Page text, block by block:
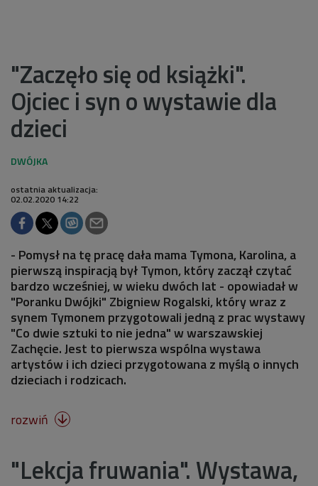
"Zaczęło się od książki".
Ojciec i syn o wystawie dla
dzieci
ostatnia aktualizacja:
02.02.2020 14:22
- Pomysł na tę pracę dała mama Tymona, Karolina, a
pierwszą inspiracją był Tymon, który zaczął czytać
bardzo wcześniej, w wieku dwóch lat - opowiadał w
"Poranku Dwójki" Zbigniew Rogalski, który wraz z
synem Tymonem przygotowali jedną z prac wystawy
"Co dwie sztuki to nie jedna" w warszawskiej
Zachęcie. Jest to pierwsza wspólna wystawa
artystów i ich dzieci przygotowana z myślą o innych
dzieciach i rodzicach.
rozwiń 
"Lekcja fruwania". Wystawa,